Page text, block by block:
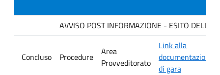
AVVISO POST INFORMAZIONE - ESITO
Concluso Procedure
Area
Provveditorato
Link alla
documentazione
di gara